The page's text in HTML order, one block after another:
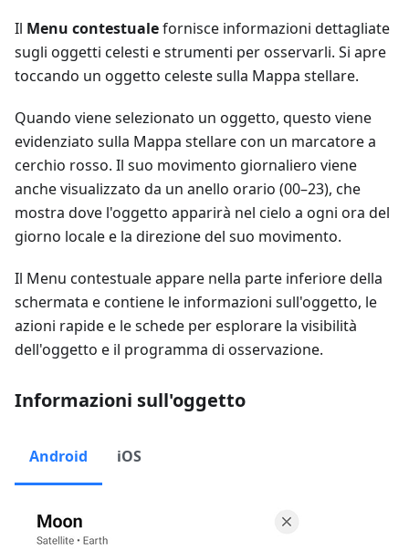
Il Menu contestualefornisce informazioni dettagliate
sugli oggetti celesti e strumenti per osservarli. Si apre
toccando un oggetto celeste sulla Mappa stellare.
Quando viene selezionato un oggetto, questo viene
evidenziato sulla Mappa stellare con un marcatore a
cerchio rosso. Il suo movimento giornaliero viene
anche visualizzato da un anello orario (00–23), che
mostra dove l'oggetto apparirà nel cielo a ogni ora del
giorno locale e la direzione del suo movimento.
Il Menu contestuale appare nella parte inferiore della
schermata e contiene le informazioni sull'oggetto, le
azioni rapide e le schede per esplorare la visibilità
dell'oggetto e il programma di osservazione.
Informazioni sull'oggetto
Android iOS